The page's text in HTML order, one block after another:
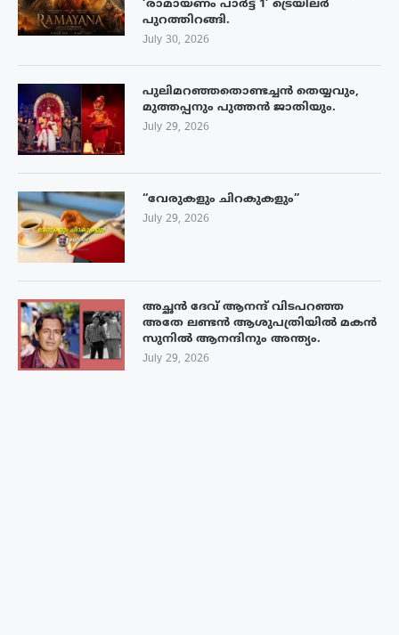
‘രാമായണം പാർട്ട് 1’ ട്രെയിലർ
പുറത്തിറങ്ങി.
July 30, 2026
പുലിമറഞ്ഞതൊണ്ടച്ചൻ തെയ്യവും,
മുത്തപ്പനും പുത്തൻ ജാതിയും.
July 29, 2026
“വേരുകളും ചിറകുകളും”
July 29, 2026
അച്ഛൻ ദേവ് ആനന്ദ് വിടപറഞ്ഞ
അതേ ലണ്ടൻ ആശുപത്രിയിൽ മകൻ
സുനിൽ ആനന്ദിനും അന്ത്യം.
July 29, 2026